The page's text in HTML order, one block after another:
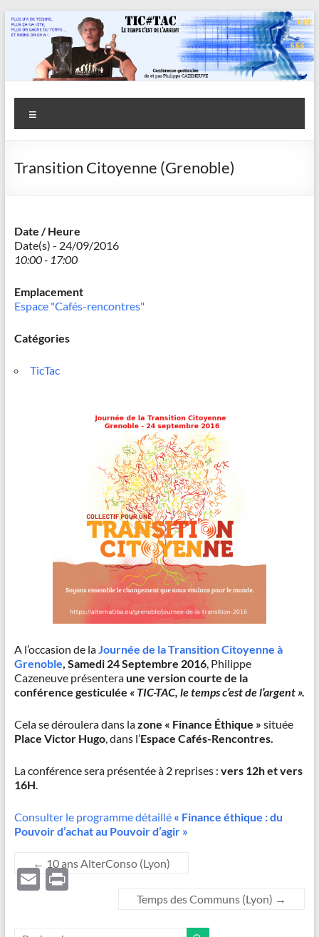
Aller
au
Savoir
en
actes
Cazeneuve
Transition Citoyenne (Grenoble)
Date / Heure
Date(s) - 24/09/2016
10:00 - 17:00
Emplacement
Espace "Cafés-rencontres"
Catégories
TicTac
A l’occasion de la Journée de la Transition Citoyenne à
Grenoble Samedi 24 Septembre 2016, Philippe
Cazeneuve présenteraune version courte de la
conférence gesticulée « TIC-TAC, le temps c’est de l’argent ».
Cela se déroulera dans lazone « Finance Éthique » située
Place Victor Hugo, dans l’Espace Cafés-Rencontres.
La conférence sera présentée à 2 reprises : vers 12h et vers
16H
Consulter le programme détaillé « Finance éthique : du
Pouvoir d’achat au Pouvoir d’agir »
E P
← 10 ans AlterConso (Lyon)
Temps des Communs (Lyon) →